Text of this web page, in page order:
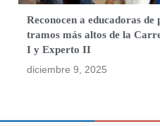
Reconocen a educadoras
tramos más altos de la
I y Experto II
diciembre 9, 2025